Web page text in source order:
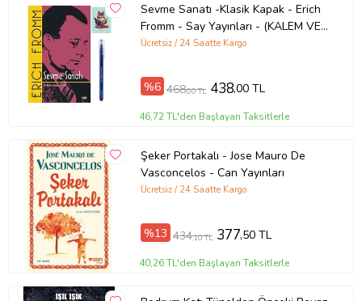
Sevme Sanatı -Klasik Kapak - Erich
Fromm - Say Yayınları - (KALEM VE
NOT DEFTERLİ) (Renksiz)
Ücretsiz / 24 Saatte Kargo
%6 468,00 TL 438,00 TL
46,72 TL'den Başlayan Taksitlerle
Şeker Portakalı - Jose Mauro De
Vasconcelos - Can Yayınları
Ücretsiz / 24 Saatte Kargo
%13 434,10 TL 377,50 TL
40,26 TL'den Başlayan Taksitlerle